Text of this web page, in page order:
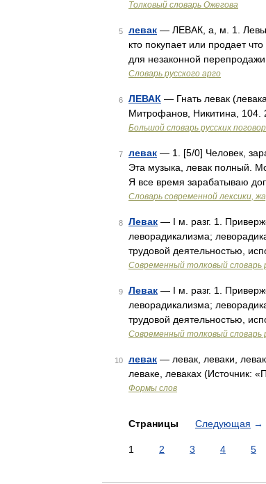
Толковый словарь Ожегова
5 левак — ЛЕВАК, а, м. 1.
кто покупает или продает
для незаконной
Словарь русского арго
6 ЛЕВАК — Гнать левак
Митрофанов, Никитина, 104.
Большой словарь русских
7 левак — 1. [5/0] Человек,
Эта музыка, левак полный.
Я все время зарабатываю
Cловарь современной лексики,
8 Левак — I м. разг. 1.
леворадикализма;
трудовой деятельностью,
Современный толковый словарь
9 Левак — I м. разг. 1.
леворадикализма;
трудовой деятельностью,
Современный толковый словарь
10 левак — левак, леваки,
леваке, леваках (Источник:
Формы слов
Страницы Следующая →
1 2 3 4 5